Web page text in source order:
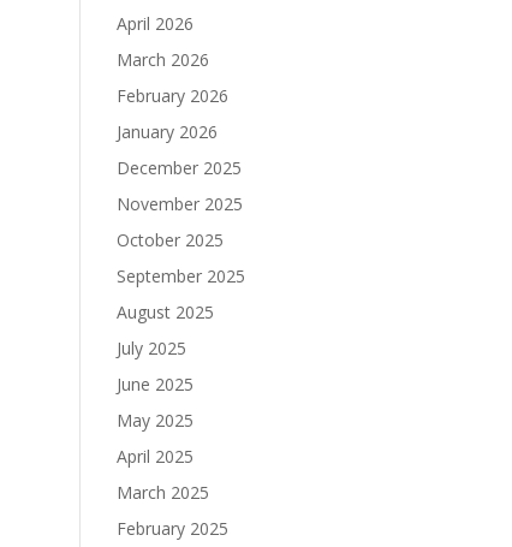
April 2026
March 2026
February 2026
January 2026
December 2025
November 2025
October 2025
September 2025
August 2025
July 2025
June 2025
May 2025
April 2025
March 2025
February 2025